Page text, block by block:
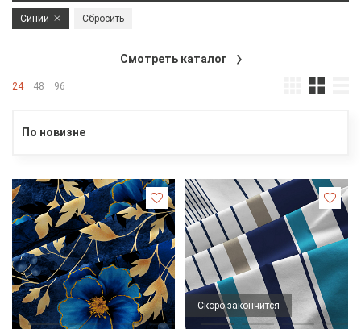
Синий Сбросить
Смотреть каталог
24 48 96
По новизне
Скоро закончится